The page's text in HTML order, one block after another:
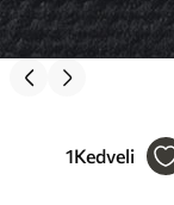
1Kedveli